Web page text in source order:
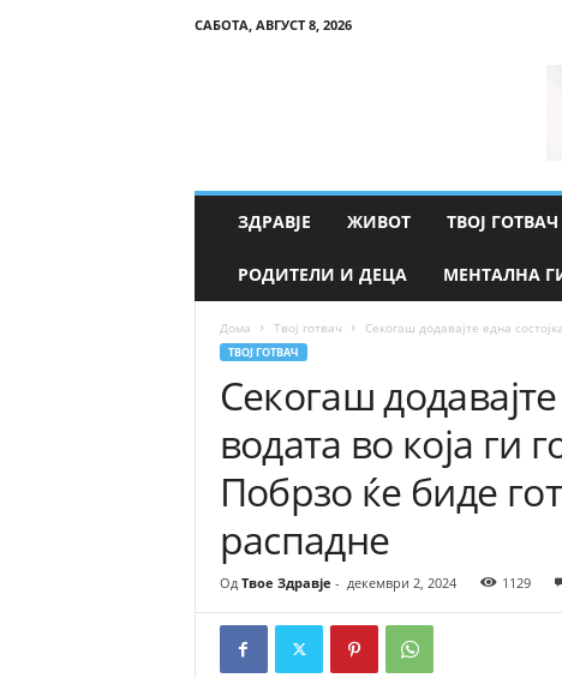
САБОТА, АВГУСТ 8, 2026
ЗДРАВЈЕ ЖИВОТ ТВОЈ ГОТВАЧ
РОДИТЕЛИ И ДЕЦА МЕНТАЛНА
Дома Твој готвач Секогаш додавајте една
ТВОЈ ГОТВАЧ
Секогаш
водата во која ги
Побрзо ќе биде
распадне
Од Твое Здравје - декември 2, 2024 1129